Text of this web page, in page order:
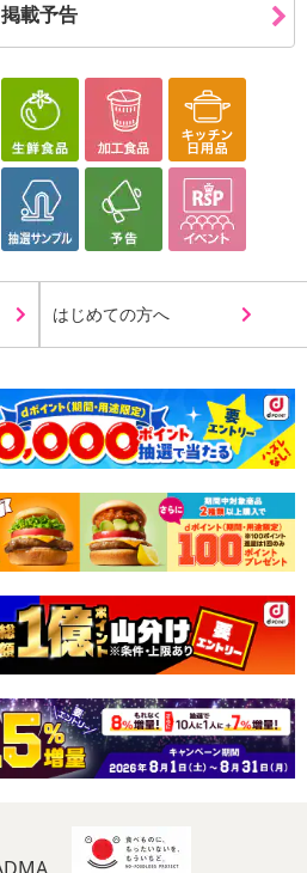
掲載予告
はじめての方へ